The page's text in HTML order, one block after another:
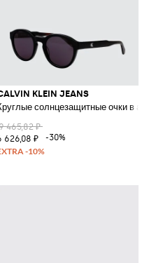
черепахового ацетата
KLEIN JEANS
солнцезащитные очки в
465,82 ₽
626,08 ₽
-30%